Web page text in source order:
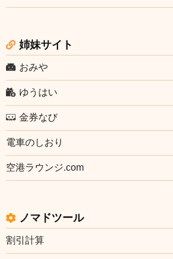
姉妹サイト
おみや
ゆうはい
金券なび
電車のしおり
空港ラウンジ.com
ノマドツール
割引計算